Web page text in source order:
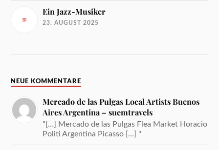
Ein Jazz-Musiker
23. AUGUST 2025
NEUE KOMMENTARE
Mercado de las Pulgas Local Artists Buenos
Aires Argentina – suemtravels
"[…] Mercado de las Pulgas Flea Market Horacio
Politi Argentina Picasso […] "